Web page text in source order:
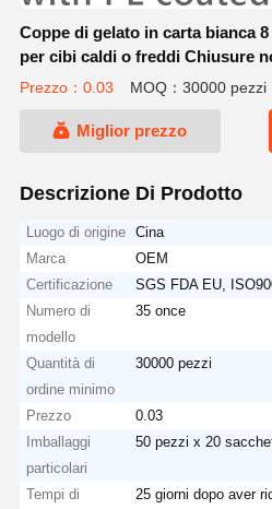
Coppe di gelato in carta bianca
per cibi caldi o freddi Chiusure
snack in carta per zuppa di
Prezzo：0.03 MOQ：30000 pezzi
Miglior prezzo
Descrizione Di Prodotto
Luogo di origine
Cina
Marca
OEM
Certificazione
SGS FDA EU,
Numero di
modello
35 once
Quantità di
ordine minimo
30000 pezzi
Prezzo
0.03
Imballaggi
particolari
50 pezzi x 20
Tempi di
25 giorni dopo aver